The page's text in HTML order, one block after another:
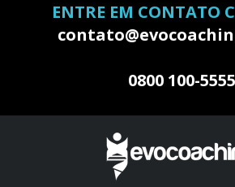
ENTRE EM CONTATO
0800 100-5555